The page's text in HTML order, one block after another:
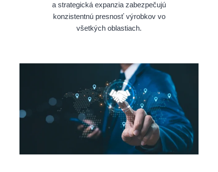
a strategická expanzia zabezpečujú
konzistentnú presnosť výrobkov vo
všetkých oblastiach.